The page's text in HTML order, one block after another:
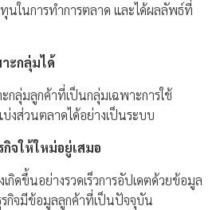
นในการทำการตลาด และได้ผลลัพธ์ที่
ะกลุ่มได้
กลุ่มลูกค้าที่เป็นกลุ่มเฉพาะการใช้
งส่วนตลาดได้อย่างเป็นระบบ
จให้ใหม่อยู่เสมอ
กิดขึ้นอย่างรวดเร็วการอัปเดตด้วยข้อมูล
รกิจมีข้อมูลลูกค้าที่เป็นปัจจุบัน